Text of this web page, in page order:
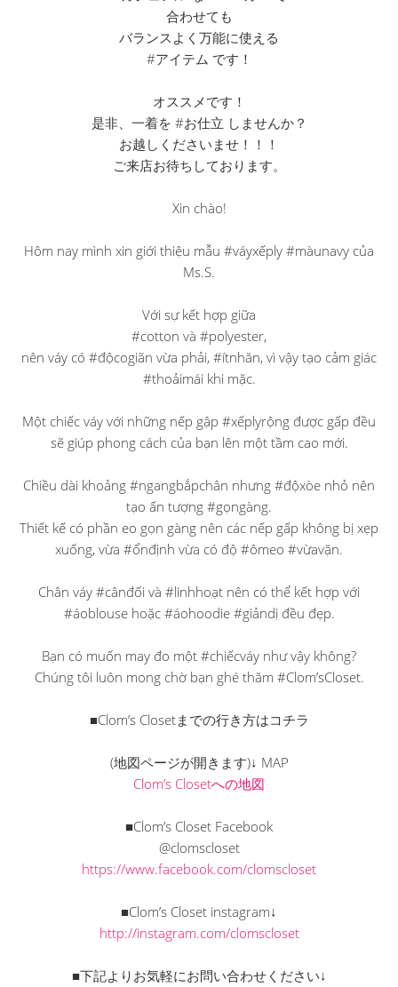
合わせても
バランスよく万能に使える
#アイテム です！
オススメです！
是非、一着を #お仕立 しませんか？
お越しくださいませ！！！
ご来店お待ちしております。
Xin chào!
Hôm nay mình xin giới thiệu mẫu #váyxếply #màunavy của
Ms.S.
Với sự kết hợp giữa
#cotton và #polyester,
nên váy có #độcogiãn vừa phải, #ítnhăn, vì vậy tạo cảm giác
#thoảimái khi mặc.
Một chiếc váy với những nếp gập #xếplyrộng được gấp đều
sẽ giúp phong cách của bạn lên một tầm cao mới.
Chiều dài khoảng #ngangbắpchân nhưng #độxòe nhỏ nên
tạo ấn tượng #gọngàng.
Thiết kế có phần eo gọn gàng nên các nếp gấp không bị xẹp
xuống, vừa #ổnđịnh vừa có độ #ômeo #vừavặn.
Chân váy #cânđối và #linhhoạt nên có thể kết hợp với
#áoblouse hoặc #áohoodie #giảndị đều đẹp.
Bạn có muốn may đo một #chiếcváy như vậy không?
Chúng tôi luôn mong chờ bạn ghé thăm #Clom’sCloset.
■Clom’s Closetまでの行き方はコチラ
(地図ページが開きます)↓ MAP
Clom’s Closetへの地図
■Clom’s Closet Facebook
@clomscloset
https://www.facebook.com/clomscloset
■Clom’s Closet instagram↓
http://instagram.com/clomscloset
■下記よりお気軽にお問い合わせください↓